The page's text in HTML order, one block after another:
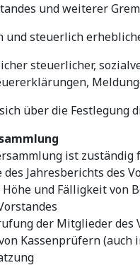
und weiterer
steuerlich
steuerlicher,
über die
ist zuständig
Jahresberichts des
und Fälligkeit von
der Mitglieder des
Kassenprüfern (auch